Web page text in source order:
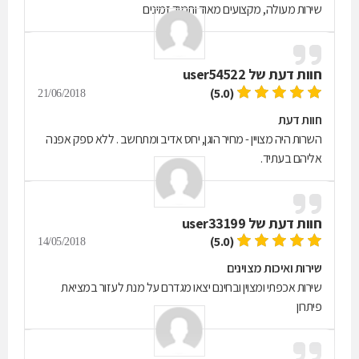
שירות מעולה, מקצועים מאוד ותמיד זמינים
חוות דעת של user54522
(5.0)
21/06/2018
חוות דעת
השרות היה מצויין - מחיר הוגן, יחס אדיב ומתחשב . ללא ספק אפנה
אליהם בעתיד.
חוות דעת של user33199
(5.0)
14/05/2018
שירות ואיכות מצוינים
שירות אכפתי ומצוין ובחינם יצאו מגדרם על מנת לעזור במציאת
פיתרון